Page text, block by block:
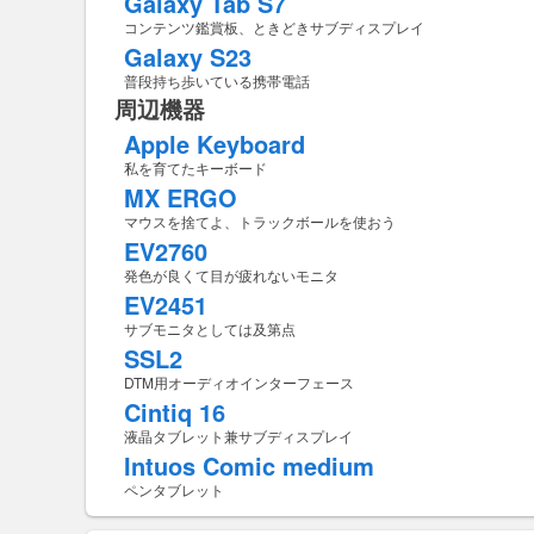
コンテンツ鑑賞板、ときどきサブディスプレイ
Galaxy S23
普段持ち歩いている携帯電話
周辺機器
Apple Keyboard
私を育てたキーボード
MX ERGO
マウスを捨てよ、トラックボールを使おう
EV2760
発色が良くて目が疲れないモニタ
EV2451
サブモニタとしては及第点
SSL2
DTM用オーディオインターフェース
Cintiq 16
液晶タブレット兼サブディスプレイ
Intuos Comic medium
ペンタブレット